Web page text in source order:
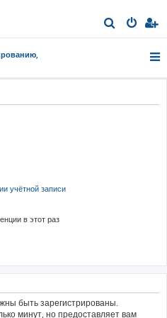
о
учётной записи
в этот раз
быть зарегистрированы.
минут, но предоставляет вам